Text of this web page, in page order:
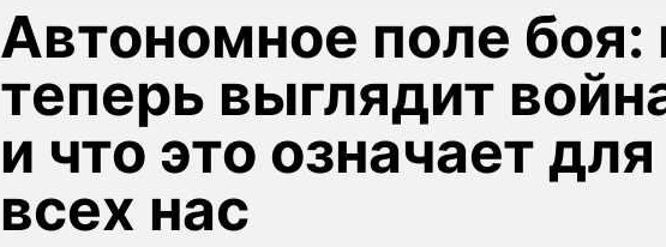
Автономное поле боя:
теперь выглядит
и что это означает для
всех нас